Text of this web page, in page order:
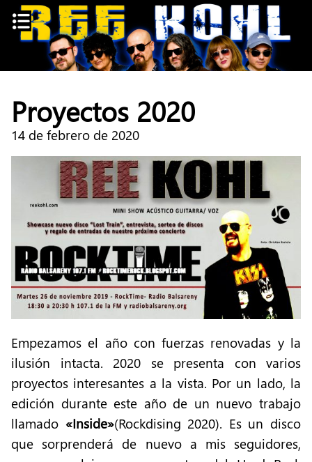
Skip
Proyectos 2020
14 de febrero de 2020
Empezamos el año con fuerzas renovadas y la
ilusión intacta. 2020 se presenta con varios
proyectos interesantes a la vista. Por un lado, la
edición durante este año de un nuevo trabajo
llamado «Inside»(Rockdising 2020). Es un disco
que sorprenderá de nuevo a mis seguidores,